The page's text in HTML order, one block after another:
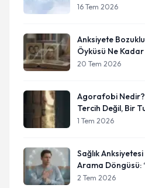
16 Tem 2026
Anksiyete
Öyküsü Ne
20 Tem 2026
Agorafobi Nedir?
Tercih Değil, Bir
1 Tem 2026
Sağlık
Arama Döngüsü:
Sorusu Neden Hiç
2 Tem 2026